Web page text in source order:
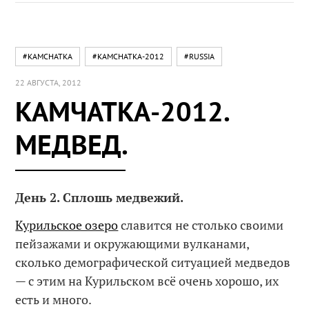
#KAMCHATKA #KAMCHATKA-2012 #RUSSIA
22 АВГУСТА, 2012
КАМЧАТКА-2012.
МЕДВЕД.
День 2. Сплошь медвежий.
Курильское озерославится не столько своими
пейзажами и окружающими вулканами,
сколько демографической ситуацией медведов
— с этим на Курильском всё очень хорошо, их
есть и много.